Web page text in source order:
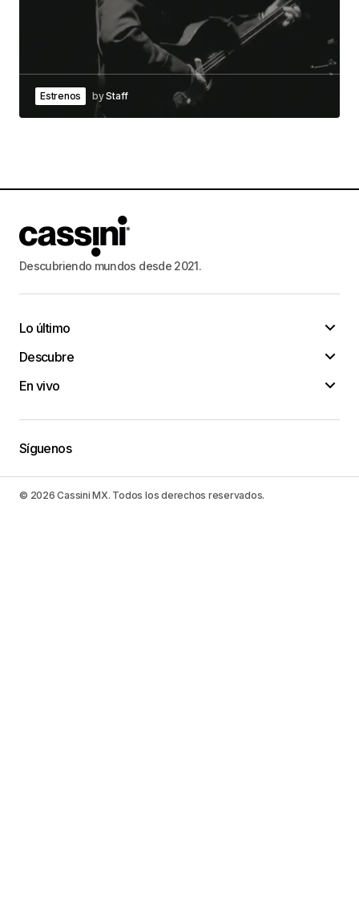
Estrenos byStaff
Descubriendo mundos desde 2021.
Lo último
Descubre
En vivo
Síguenos
© 2026 Cassini MX. Todos los derechos reservados.